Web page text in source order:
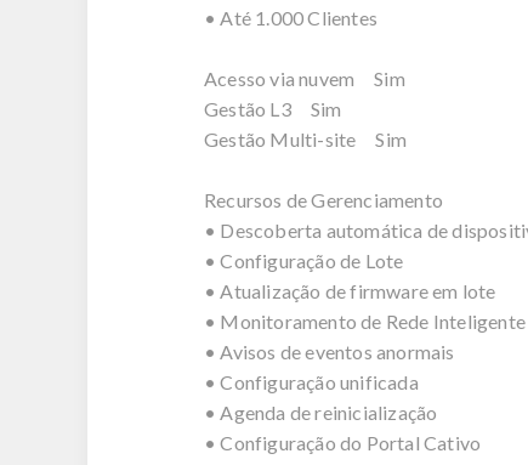
• Até 1.000 Clientes
Acesso via nuvem Sim
Gestão L3 Sim
Gestão Multi-site Sim
Recursos de Gerenciamento
• Descoberta automática de
• Configuração de Lote
• Atualização de firmware em lote
• Monitoramento de Rede Inteligente
• Avisos de eventos anormais
• Configuração unificada
• Agenda de reinicialização
• Configuração do Portal Cativo